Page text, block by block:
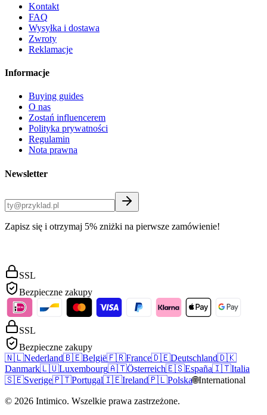
Kontakt
FAQ
Wysyłka i dostawa
Zwroty
Reklamacje
Informacje
Buying guides
O nas
Zostań influencerem
Polityka prywatności
Regulamin
Nota prawna
Newsletter
Zapisz się i otrzymaj 5% zniżki na pierwsze zamówienie!
SSL
Bezpieczne zakupy
SSL
Bezpieczne zakupy
🇳🇱Nederland🇧🇪België🇫🇷France🇩🇪Deutschland🇩🇰
Danmark🇱🇺Luxembourg🇦🇹Österreich🇪🇸España🇮🇹Italia
🇸🇪Sverige🇵🇹Portugal🇮🇪Ireland🇵🇱Polska🌐International
© 2026 Intimico. Wszelkie prawa zastrzeżone.